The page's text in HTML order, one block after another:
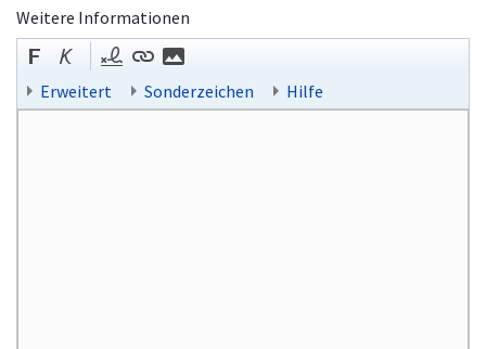
Weitere Informationen
Erweitert Sonderzeichen Hilfe